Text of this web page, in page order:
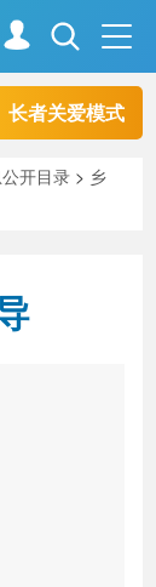
长者关爱模式
资阳
回应
开目录 > 乡